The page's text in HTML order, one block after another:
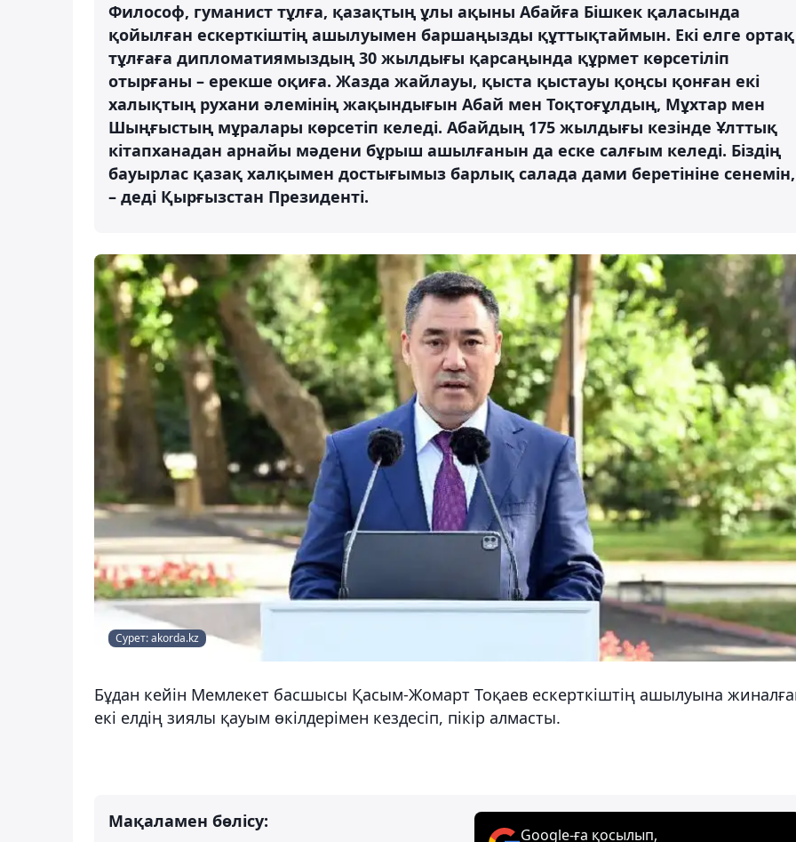
Философ, гуманист тұлға, қазақтың ұлы ақыны Абайға Бішкек қаласында
қойылған ескерткіштің ашылуымен баршаңызды құттықтаймын. Екі елге ортақ
тұлғаға дипломатиямыздың 30 жылдығы қарсаңында құрмет көрсетіліп
отырғаны – ерекше оқиға. Жазда жайлауы, қыста қыстауы қоңсы қонған екі
халықтың рухани әлемінің жақындығын Абай мен Тоқтоғұлдың, Мұхтар мен
Шыңғыстың мұралары көрсетіп келеді. Абайдың 175 жылдығы кезінде Ұлттық
кітапханадан арнайы мәдени бұрыш ашылғанын да еске салғым келеді. Біздің
бауырлас қазақ халқымен достығымыз барлық салада дами беретініне сенемін,
– деді Қырғызстан Президенті.
Сурет: akorda.kz
Бұдан кейін Мемлекет басшысы Қасым-Жомарт Тоқаев ескерткіштің ашылуына
екі елдің зиялы қауым өкілдерімен кездесіп, пікір алмасты.
Мақаламен бөлісу:
Google-ға қосылып,